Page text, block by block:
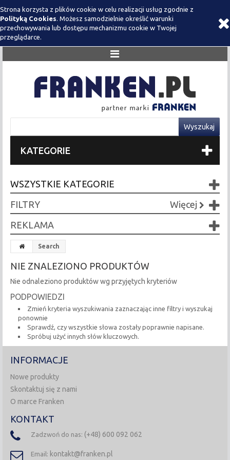
KATEGORIE
WSZYSTKIE KATEGORIE
FILTRY
Więcej
REKLAMA
Search
NIE ZNALEZIONO PRODUKTÓW
Nie odnaleziono produktów wg przyjętych kryteriów
PODPOWIEDZI
Zmień kryteria wyszukiwania zaznaczając inne filtry i wyszukaj
ponownie
Sprawdź, czy wszystkie słowa zostały poprawnie napisane.
Spróbuj użyć innych słów kluczowych.
INFORMACJE
Nowe produkty
Skontaktuj się z nami
O marce Franken
KONTAKT
Zadzwoń do nas: (+48) 600 092 062
Email: kontakt@franken.pl
Strona korzysta z plików cookie w celu realizacji usług zgodnie z
Polityką Cookies. Możesz samodzielnie określić warunki
przechowywania lub dostępu mechanizmu cookie w Twojej
przeglądarce.